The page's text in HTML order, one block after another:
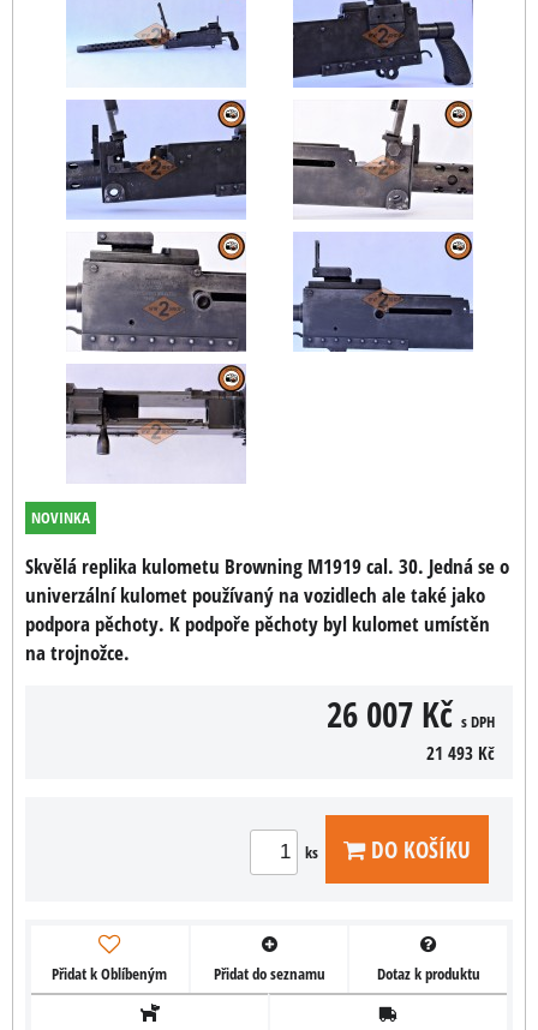
NOVINKA
Skvělá replika kulometu Browning M1919 cal. 30. Jedná se o
univerzální kulomet používaný na vozidlech ale také jako
podpora pěchoty. K podpoře pěchoty byl kulomet umístěn
na trojnožce.
26 007 Kč s DPH
21 493 Kč
ks DO KOŠÍKU
Přidat k Oblíbeným Přidat do seznamu Dotaz k produktu